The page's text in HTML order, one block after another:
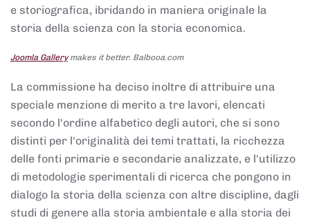
e storiografica, ibridando in maniera originale la
storia della scienza con la storia economica.
Joomla Gallerymakes it better. Balbooa.com
La commissione ha deciso inoltre di attribuire una
speciale menzione di merito a tre lavori, elencati
secondo l'ordine alfabetico degli autori, che si sono
distinti per l'originalità dei temi trattati, la ricchezza
delle fonti primarie e secondarie analizzate, e l'utilizzo
di metodologie sperimentali di ricerca che pongono in
dialogo la storia della scienza con altre discipline, dagli
studi di genere alla storia ambientale e alla storia dei